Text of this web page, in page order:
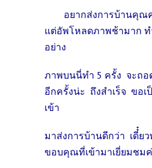
อยากส่งการบ้านคุณค
แต่อัพโหลดภาพช้ามาก
อย่าง
ภาพบนนี่ทำ 5 ครั้ง จะถอ
อีกครั้งน่ะ ถึงสำเร็จ ขอเ
เข้า
มาส่งการบ้านดีกว่า เดี๋๋ย
ขอบคุณที่เข้ามาเยี่ยมชม